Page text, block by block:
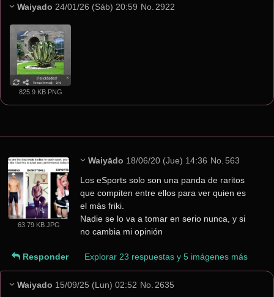
Waiyado 24/01/26 (Sáb) 20:59 No. 2922
825.9 KB PNG
63.79 KB JPG
Waiyādo 18/06/20 (Jue) 14:36 No. 563
Los eSports solo son una panda de raritos
que compiten entre ellos para ver quien es
el más friki.
Nadie se lo va a tomar en serio nunca, y si
no cambia mi opinión
Responder Explorar 23 respuestas y 5 imágenes más
Waiyado 15/09/25 (Lun) 02:52 No. 2635